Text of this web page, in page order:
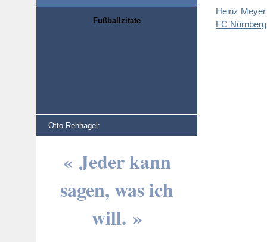
Fußballzitate
Otto Rehhagel:
« Jeder kann
sagen, was ich
will. »
Heinz
FC Nürnberg